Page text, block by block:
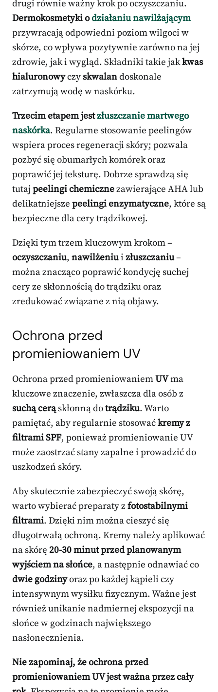
drugi równie ważny krok po oczyszczaniu.
Dermokosmetyki odziałaniu nawilżającym
przywracają odpowiedni poziom wilgoci w
skórze, co wpływa pozytywnie zarówno na jej
zdrowie, jak i wygląd. Składniki takie jakkwas
hialuronowyczy skwalandoskonale
zatrzymują wodę w naskórku.
Trzecim etapem jestzłuszczanie martwego
naskórka. Regularne stosowanie peelingów
wspiera proces regeneracji skóry; pozwala
pozbyć się obumarłych komórek oraz
poprawić jej teksturę. Dobrze sprawdzą się
tutajpeelingi chemicznezawierające AHA lub
delikatniejsze peelingi enzymatyczne, które są
bezpieczne dla cery trądzikowej.
Dzięki tym trzem kluczowym krokom –
oczyszczaniu, nawilżeniui złuszczaniu–
można znacząco poprawić kondycję suchej
cery ze skłonnością do trądziku oraz
zredukować związane z nią objawy.
Ochrona przed
promieniowaniem UV
Ochrona przed promieniowaniemUVma
kluczowe znaczenie, zwłaszcza dla osób z
suchą cerąskłonną dotrądziku. Warto
pamiętać, aby regularnie stosowaćkremy z
filtrami SPF, ponieważ promieniowanie UV
może zaostrzać stany zapalne i prowadzić do
uszkodzeń skóry.
Aby skutecznie zabezpieczyć swoją skórę,
warto wybierać preparaty zfotostabilnymi
filtrami. Dzięki nim można cieszyć się
długotrwałą ochroną. Kremy należy aplikować
na skórę 20-30 minut przed planowanym
wyjściem na słońce, a następnie odnawiać co
dwie godzinyoraz po każdej kąpieli czy
intensywnym wysiłku fizycznym. Ważne jest
również unikanie nadmiernej ekspozycji na
słońce w godzinach największego
nasłonecznienia.
Nie zapominaj, że ochrona przed
promieniowaniem UV jest ważna przez cały